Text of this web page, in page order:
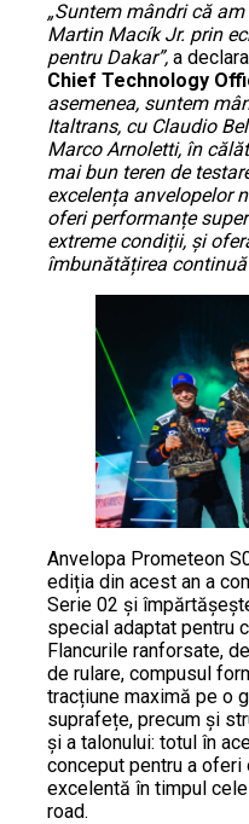
„Suntem mândri că
Martin Macík Jr. prin
pentru Dakar”, a
Chief Technology
asemenea, suntem
Italtrans, cu Claudio
Marco Arnoletti, în
mai bun teren de
excelența anvelopelor
oferi performanțe
extreme condiții, și
îmbunătățirea
Anvelopa Prometeon
ediția din acest an a
Serie 02 și
special adaptat pentru
Flancurile ranforsate,
de rulare, compusul
tracțiune maximă pe o
suprafețe, precum și
și a talonului: totul în
conceput pentru a
excelentă în timpul
road.